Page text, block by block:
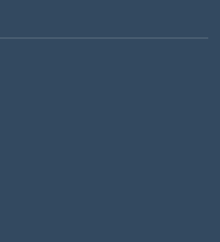
область
Республика